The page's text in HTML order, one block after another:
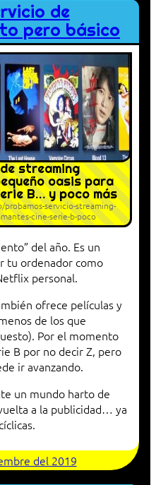
de
pero básico
streaming
oasis para
B… y poco más
servicio-streaming-
cine-serie-b-poco
del año. Es un
tu ordenador como
personal.
ofrece películas y
de los que
Por el momento
B por no decir Z, pero
ir avanzando.
un mundo harto de
a la publicidad… ya
del 2019